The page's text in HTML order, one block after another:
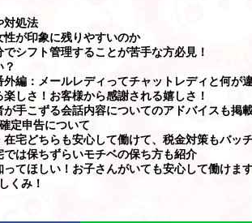
対処法
が印象に残りやすいのか
シフト管理することが苦手な方必見！
編：メールレディってチャットレディと何が
しさ！お客様から感謝される嬉しさ！
手こずる会話内容についてのアドバイスも掲
定申告について
宅どちらも安心して働けて、税金対策もバッ
は保ちずらいモチベの保ち方も紹介
てほしい！お子さんがいても安心して働けま
くみ！